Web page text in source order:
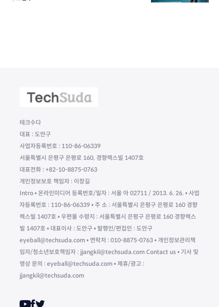
테크수다
대표 : 도안구
사업자등록번호 : 110-86-06339
서울특별시 은평구 은평로 160, 경향렉스빌 1407호
대표전화 : +82-10-8875-0763
개인정보보호 책임자 : 이창길
Intro • 온라인미디어 등록번호/일자 : 서울 아 02711 / 2013. 6. 26. • 사업
자등록번호 : 110-86-06339 • 주 소 : 서울특별시 은평구 은평로 160 경향
렉스빌 1407호 • 우편물 수령지 : 서울특별시 은평구 은평로 160 경향렉스
빌 1407호 • 대표이사 : 도안구 • 발행인/편집인 : 도안구
eyeball@techsuda.com • 연락처 : 010-8875-0763 • 개인정보관리책
임자/청소년보호책임자 : jjangkil@techsuda.com Contact us • 기사 및
영상 문의 : eyeball@techsuda.com • 제휴/광고 :
jjangkil@techsuda.com